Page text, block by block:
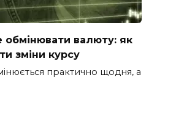
валюту: як
зміни курсу
практично щодня, а